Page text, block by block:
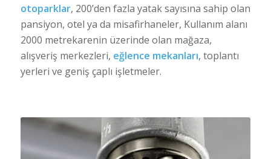
otoparklar, 200’den fazla yatak sayısına sahip olan
pansiyon, otel ya da misafirhaneler, Kullanım alanı
2000 metrekarenin üzerinde olan mağaza,
alışveriş merkezleri, eğlence mekanları, toplantı
yerleri ve geniş çaplı işletmeler.